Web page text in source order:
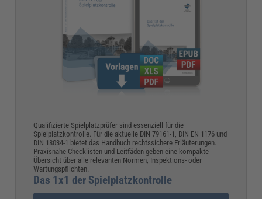
Qualifizierte Spielplatzprüfer sind essenziell für die
Spielplatzkontrolle. Für die aktuelle DIN 79161-1, DIN EN 1176 und
DIN 18034-1 bietet das Handbuch rechtssichere Erläuterungen.
Praxisnahe Checklisten und Leitfäden geben eine kompakte
Übersicht über alle relevanten Normen, Inspektions- oder
Wartungspflichten.
Das 1x1 der Spielplatzkontrolle